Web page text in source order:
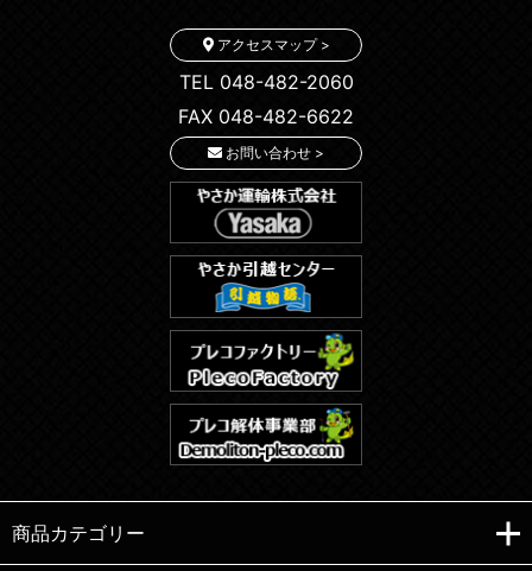
アクセスマップ >
TEL 048-482-2060
FAX 048-482-6622
お問い合わせ >
商品カテゴリー